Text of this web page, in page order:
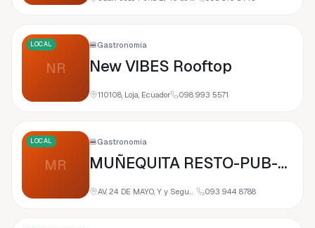
NR
LOCAL 🍔Gastronomía
New VIBES Rooftop
110108, Loja, Ecuador 098 993 5571
MR
LOCAL 🍔Gastronomía
MUÑEQUITA RESTO-PUB-SHOW
AV. 24 DE MAYO, Y y Segundo Cueva Celi, 110107 Loja, Ecuador 093 944 8788